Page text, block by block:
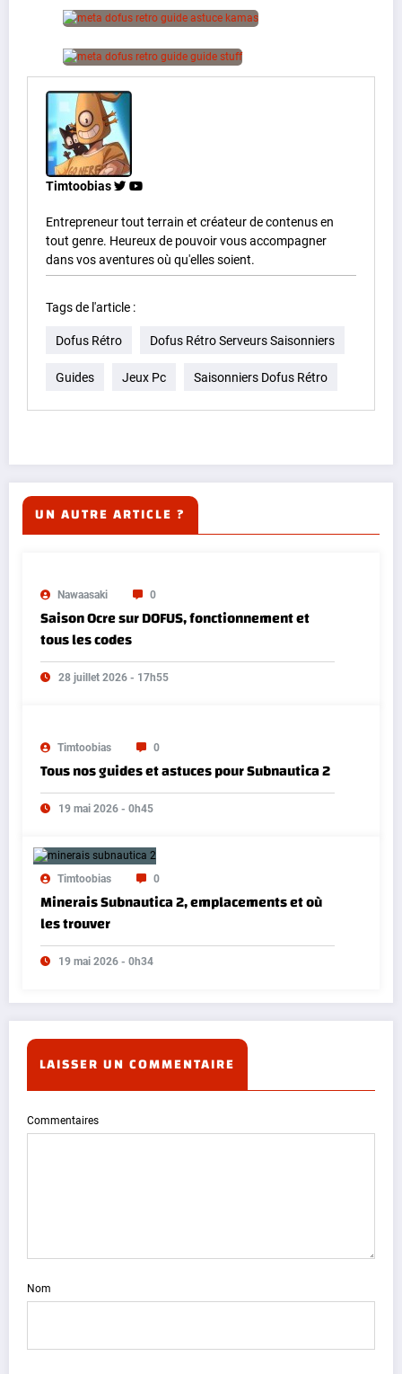
Timtoobias
Entrepreneur tout terrain et créateur de contenus en
tout genre. Heureux de pouvoir vous accompagner
dans vos aventures où qu'elles soient.
Tags de l'article :
Dofus Rétro Dofus Rétro Serveurs Saisonniers
Guides Jeux Pc Saisonniers Dofus Rétro
UN AUTRE ARTICLE ?
Nawaasaki 0
Saison Ocre sur DOFUS, fonctionnement et
tous les codes
28 juillet 2026 - 17h55
Timtoobias 0
Tous nos guides et astuces pour Subnautica 2
19 mai 2026 - 0h45
Timtoobias 0
Minerais Subnautica 2, emplacements et où
les trouver
19 mai 2026 - 0h34
LAISSER UN COMMENTAIRE
Commentaires
Nom